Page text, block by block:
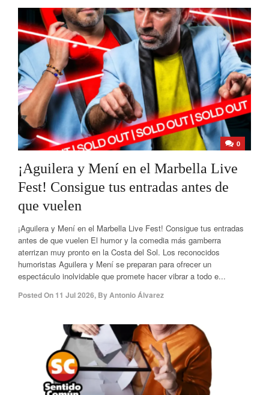
0
¡Aguilera y Mení en el Marbella Live
Fest! Consigue tus entradas antes de
que vuelen
¡Aguilera y Mení en el Marbella Live Fest! Consigue tus entradas
antes de que vuelen El humor y la comedia más gamberra
aterrizan muy pronto en la Costa del Sol. Los reconocidos
humoristas Aguilera y Mení se preparan para ofrecer un
espectáculo inolvidable que promete hacer vibrar a todo e...
Posted On 11 Jul 2026, ByAntonio Álvarez